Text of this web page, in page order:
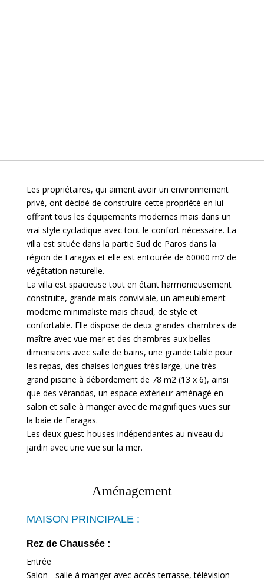
Les propriétaires, qui aiment avoir un environnement
privé, ont décidé de construire cette propriété en lui
offrant tous les équipements modernes mais dans un
vrai style cycladique avec tout le confort nécessaire. La
villa est située dans la partie Sud de Paros dans la
région de Faragas et elle est entourée de 60000 m2 de
végétation naturelle.
La villa est spacieuse tout en étant harmonieusement
construite, grande mais conviviale, un ameublement
moderne minimaliste mais chaud, de style et
confortable. Elle dispose de deux grandes chambres de
maître avec vue mer et des chambres aux belles
dimensions avec salle de bains, une grande table pour
les repas, des chaises longues très large, une très
grand piscine à débordement de 78 m2 (13 x 6), ainsi
que des vérandas, un espace extérieur aménagé en
salon et salle à manger avec de magnifiques vues sur
la baie de Faragas.
Les deux guest-houses indépendantes au niveau du
jardin avec une vue sur la mer.
Aménagement
MAISON PRINCIPALE :
Rez de Chaussée :
Entrée
Salon - salle à manger avec accès terrasse, télévision